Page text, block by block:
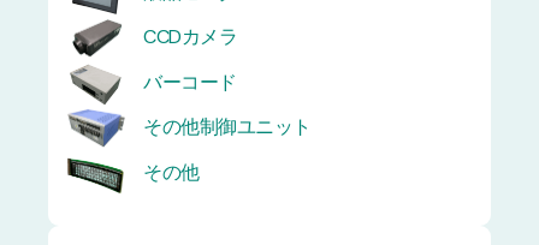
CCDカメラ
バーコード
その他制御ユニット
その他